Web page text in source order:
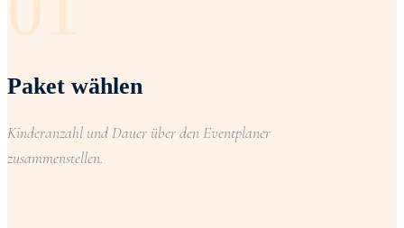
Paket wählen
Kinderanzahl und Dauer über den Eventplaner
zusammenstellen.